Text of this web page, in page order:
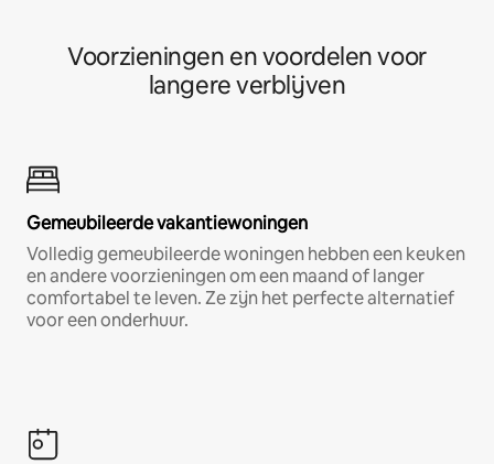
Voorzieningen en voordelen voor
langere verblijven
Gemeubileerde vakantiewoningen
Volledig gemeubileerde woningen hebben een keuken
en andere voorzieningen om een maand of langer
comfortabel te leven. Ze zijn het perfecte alternatief
voor een onderhuur.